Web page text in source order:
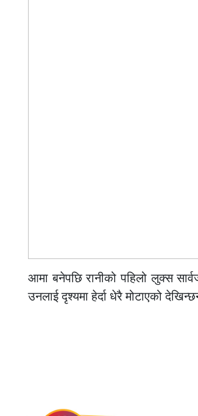
आमा बनेपछि रानीको पहिलो लुक्स
उनलाई दृश्यमा हेर्दा धेरै मोटाएको